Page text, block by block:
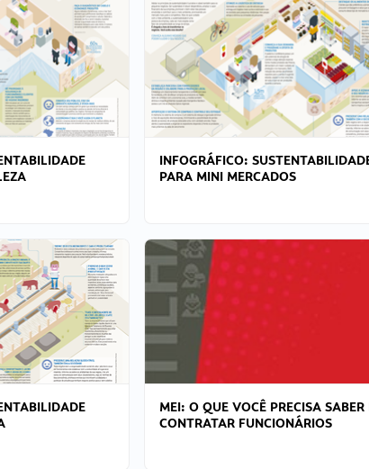
INFOGRÁFICO:
PARA MINI MERCADOS
MEI: O QUE VOCÊ PRECISA SABER
CONTRATAR FUNCIONÁRIOS